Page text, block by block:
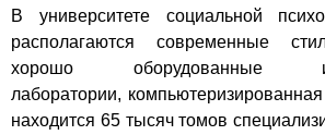
В университете социальной
располагаются современные
хорошо оборудованные
лаборатории,
находится 65 тысяч томов